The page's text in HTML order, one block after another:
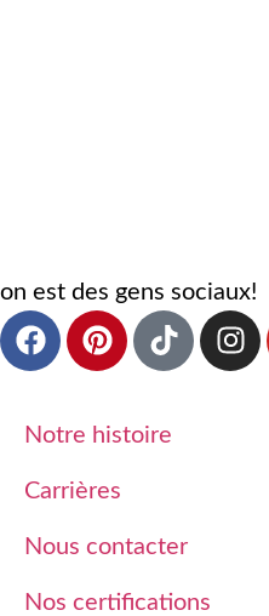
on est des gens sociaux!
Notre histoire
Carrières
Nous contacter
Nos certifications